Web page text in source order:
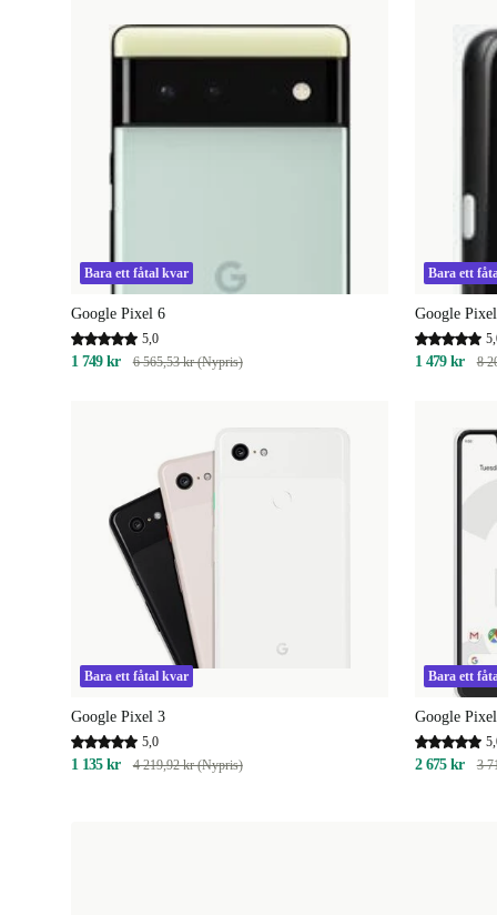
Bara ett fåtal kvar
Google Pixel 6
5,0
1 749 kr 6 565,53 kr (Nypris)
Bara ett
Google
1 479 kr 8
Bara ett fåtal kvar
Google Pixel 3
5,0
1 135 kr 4 219,92 kr (Nypris)
Bara ett
Google
2 675 kr 3